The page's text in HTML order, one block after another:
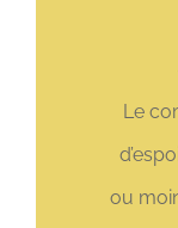
Le
ou